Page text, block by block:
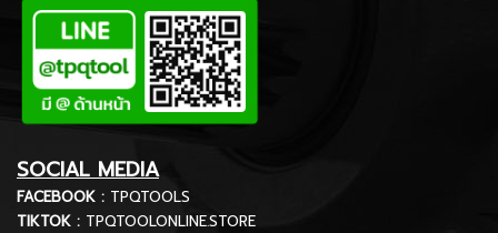
SOCIAL MEDIA
FACEBOOK : TPQTOOLS
TIKTOK : TPQTOOLONLINE.STORE